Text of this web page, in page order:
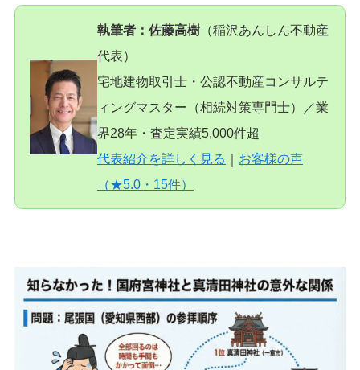
執筆者：佐藤高樹（稲沢あんしん不動産
代表）
宅地建物取引士・公認不動産コンサルテ
ィングマスター（相続対策専門士）／業
界28年・査定実績5,000件超
代表紹介を詳しく見る ｜ お客様の声
（★5.0・15件）